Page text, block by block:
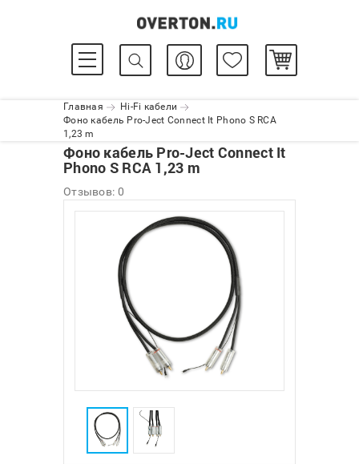
Главная
Hi-Fi кабели
Фоно кабель Pro-Ject Connect It Phono S RCA
1,23 m
Фоно кабель Pro-Ject Connect It
Phono S RCA 1,23 m
Отзывов: 0